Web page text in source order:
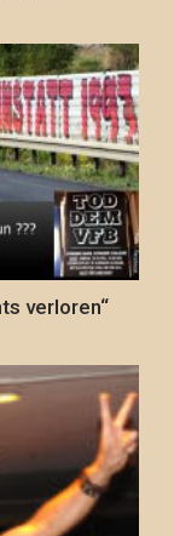
verloren“